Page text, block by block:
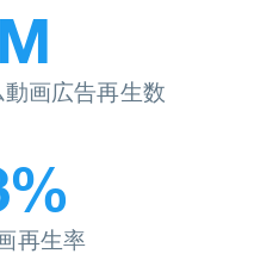
画広告再生数
再生率